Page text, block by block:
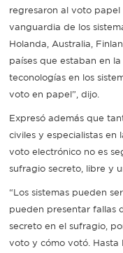
regresaron al voto
vanguardia de los
Holanda, Australia,
países que estaban en
teconologías en los
voto en papel”, dijo.
Expresó además que
civiles y especialistas en
voto electrónico no es
sufragio secreto, libre y
“Los sistemas pueden
pueden presentar fallas
secreto en el sufragio,
voto y cómo votó. Hasta